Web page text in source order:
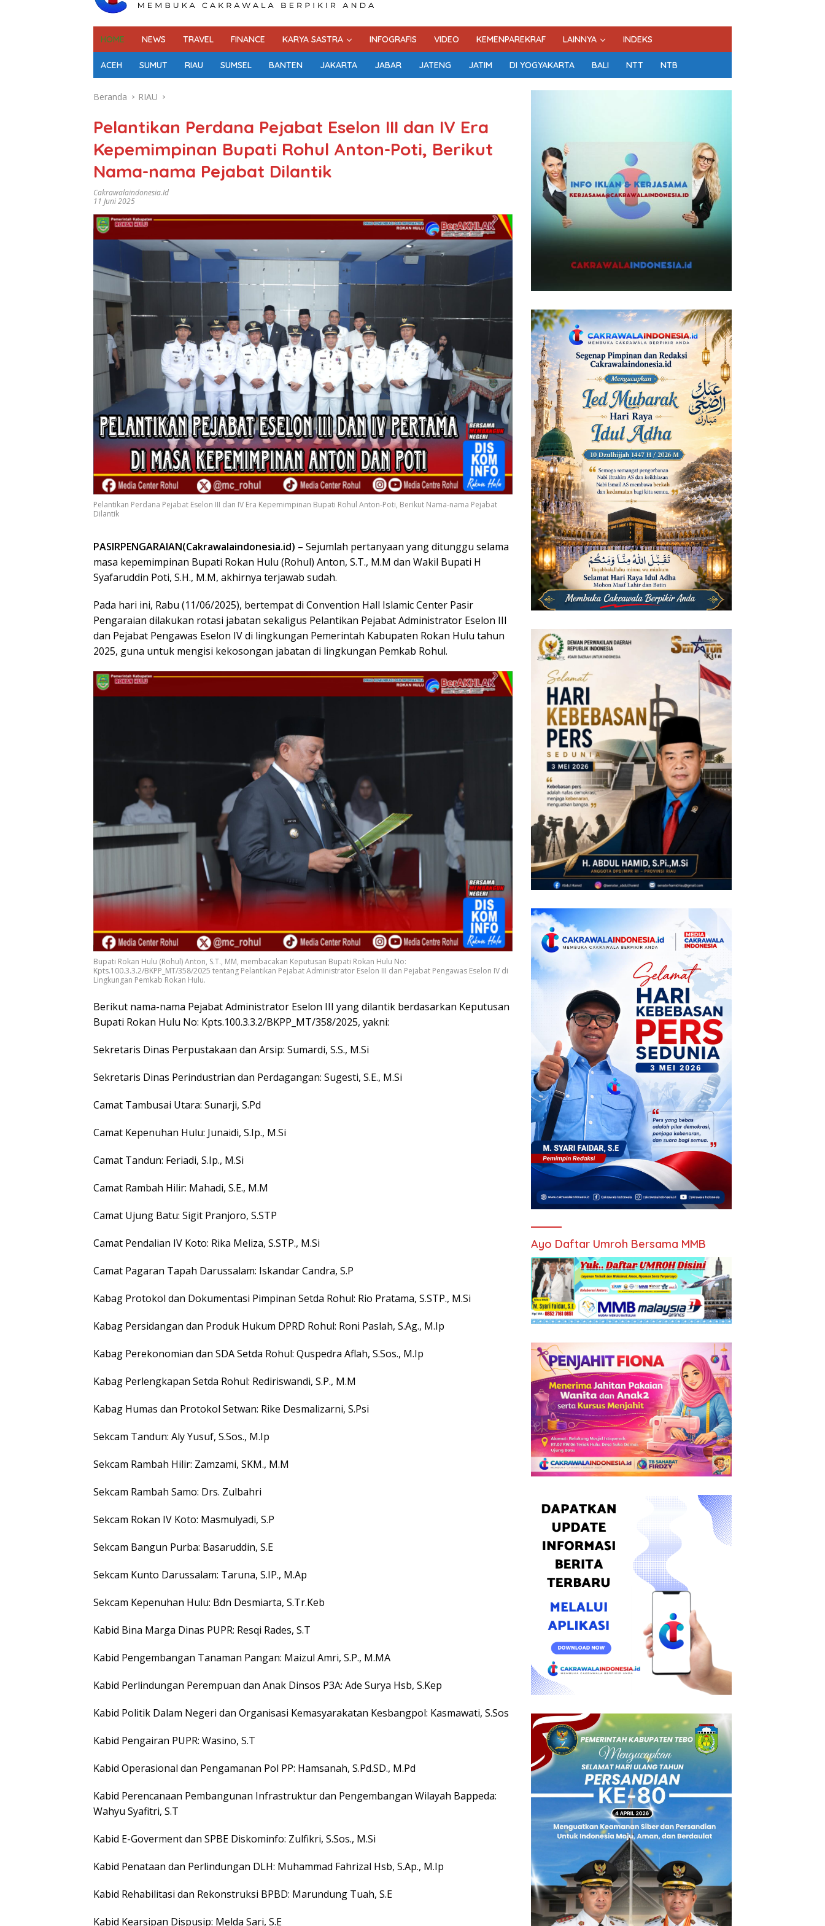
HOME NEWS TRAVEL FINANCE KARYA SASTRA INFOGRAFIS VIDEO KEMENPAREKRAF LAINNYA INDEKS
ACEH SUMUT RIAU SUMSEL BANTEN JAKARTA JABAR JATENG JATIM DI YOGYAKARTA BALI NTT NTB
Beranda RIAU
Pelantikan Perdana Pejabat Eselon III dan IV Era
Kepemimpinan Bupati Rohul Anton-Poti, Berikut
Nama-nama Pejabat Dilantik
Cakrawalaindonesia.id
11 Juni 2025
Pelantikan Perdana Pejabat Eselon III dan IV Era Kepemimpinan Bupati Rohul Anton-Poti, Berikut Nama-nama Pejabat
Dilantik
PASIRPENGARAIAN(Cakrawalaindonesia.id) – Sejumlah pertanyaan yang ditunggu selama
masa kepemimpinan Bupati Rokan Hulu (Rohul) Anton, S.T., M.M dan Wakil Bupati H
Syafaruddin Poti, S.H., M.M, akhirnya terjawab sudah.
Pada hari ini, Rabu (11/06/2025), bertempat di Convention Hall Islamic Center Pasir
Pengaraian dilakukan rotasi jabatan sekaligus Pelantikan Pejabat Administrator Eselon III
dan Pejabat Pengawas Eselon IV di lingkungan Pemerintah Kabupaten Rokan Hulu tahun
2025, guna untuk mengisi kekosongan jabatan di lingkungan Pemkab Rohul.
Bupati Rokan Hulu (Rohul) Anton, S.T., MM, membacakan Keputusan Bupati Rokan Hulu No:
Kpts.100.3.3.2/BKPP_MT/358/2025 tentang Pelantikan Pejabat Administrator Eselon III dan Pejabat Pengawas Eselon IV di
Lingkungan Pemkab Rokan Hulu.
Berikut nama-nama Pejabat Administrator Eselon III yang dilantik berdasarkan Keputusan
Bupati Rokan Hulu No: Kpts.100.3.3.2/BKPP_MT/358/2025, yakni:
Sekretaris Dinas Perpustakaan dan Arsip: Sumardi, S.S., M.Si
Sekretaris Dinas Perindustrian dan Perdagangan: Sugesti, S.E., M.Si
Camat Tambusai Utara: Sunarji, S.Pd
Camat Kepenuhan Hulu: Junaidi, S.Ip., M.Si
Camat Tandun: Feriadi, S.Ip., M.Si
Camat Rambah Hilir: Mahadi, S.E., M.M
Camat Ujung Batu: Sigit Pranjoro, S.STP
Camat Pendalian IV Koto: Rika Meliza, S.STP., M.Si
Camat Pagaran Tapah Darussalam: Iskandar Candra, S.P
Kabag Protokol dan Dokumentasi Pimpinan Setda Rohul: Rio Pratama, S.STP., M.Si
Kabag Persidangan dan Produk Hukum DPRD Rohul: Roni Paslah, S.Ag., M.Ip
Kabag Perekonomian dan SDA Setda Rohul: Quspedra Aflah, S.Sos., M.Ip
Kabag Perlengkapan Setda Rohul: Rediriswandi, S.P., M.M
Kabag Humas dan Protokol Setwan: Rike Desmalizarni, S.Psi
Sekcam Tandun: Aly Yusuf, S.Sos., M.Ip
Sekcam Rambah Hilir: Zamzami, SKM., M.M
Sekcam Rambah Samo: Drs. Zulbahri
Sekcam Rokan IV Koto: Masmulyadi, S.P
Sekcam Bangun Purba: Basaruddin, S.E
Sekcam Kunto Darussalam: Taruna, S.IP., M.Ap
Sekcam Kepenuhan Hulu: Bdn Desmiarta, S.Tr.Keb
Kabid Bina Marga Dinas PUPR: Resqi Rades, S.T
Kabid Pengembangan Tanaman Pangan: Maizul Amri, S.P., M.MA
Kabid Perlindungan Perempuan dan Anak Dinsos P3A: Ade Surya Hsb, S.Kep
Kabid Politik Dalam Negeri dan Organisasi Kemasyarakatan Kesbangpol: Kasmawati, S.Sos
Kabid Pengairan PUPR: Wasino, S.T
Kabid Operasional dan Pengamanan Pol PP: Hamsanah, S.Pd.SD., M.Pd
Kabid Perencanaan Pembangunan Infrastruktur dan Pengembangan Wilayah Bappeda:
Wahyu Syafitri, S.T
Kabid E-Goverment dan SPBE Diskominfo: Zulfikri, S.Sos., M.Si
Kabid Penataan dan Perlindungan DLH: Muhammad Fahrizal Hsb, S.Ap., M.Ip
Kabid Rehabilitasi dan Rekonstruksi BPBD: Marundung Tuah, S.E
Kabid Kearsipan Dispusip: Melda Sari, S.E
Ayo Daftar Umroh Bersama MMB